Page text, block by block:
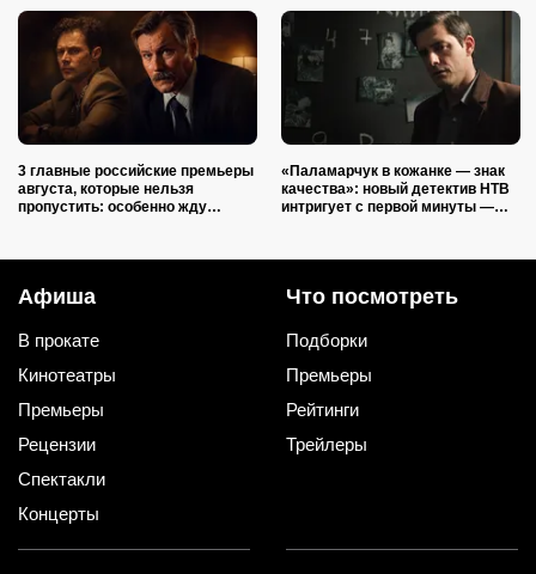
3 главные российские премьеры
августа, которые нельзя
пропустить: особенно жду
«Паламарчук в кожанке — знак
качества»: новый детектив НТВ
интригует с первой минуты —
Афиша
В прокате
Кинотеатры
Премьеры
Рецензии
Спектакли
Концерты
Что посмотреть
Подборки
Премьеры
Рейтинги
Трейлеры